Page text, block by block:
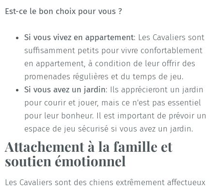
Est-ce le bon choix pour vous ?
Si vous vivez en appartement: Les Cavaliers sont
suffisamment petits pour vivre confortablement
en appartement, à condition de leur offrir des
promenades régulières et du temps de jeu.
Si vous avez un jardin: Ils apprécieront un jardin
pour courir et jouer, mais ce n'est pas essentiel
pour leur bonheur. Il est important de prévoir un
espace de jeu sécurisé si vous avez un jardin.
Attachement à la famille et
soutien émotionnel
Les Cavaliers sont des chiens extrêmement affectueux